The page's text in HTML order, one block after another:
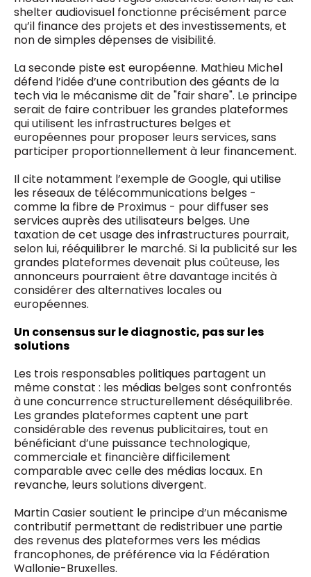
shelter audiovisuel fonctionne précisément parce
qu’il finance des projets et des investissements, et
non de simples dépenses de visibilité.
La seconde piste est européenne. Mathieu Michel
défend l’idée d’une contribution des géants de la
tech via le mécanisme dit de "fair share". Le principe
serait de faire contribuer les grandes plateformes
qui utilisent les infrastructures belges et
européennes pour proposer leurs services, sans
participer proportionnellement à leur financement.
Il cite notamment l’exemple de Google, qui utilise
les réseaux de télécommunications belges -
comme la fibre de Proximus - pour diffuser ses
services auprès des utilisateurs belges. Une
taxation de cet usage des infrastructures pourrait,
selon lui, rééquilibrer le marché. Si la publicité sur les
grandes plateformes devenait plus coûteuse, les
annonceurs pourraient être davantage incités à
considérer des alternatives locales ou
européennes.
Un consensus sur le diagnostic, pas sur les
solutions
Les trois responsables politiques partagent un
même constat : les médias belges sont confrontés
à une concurrence structurellement déséquilibrée.
Les grandes plateformes captent une part
considérable des revenus publicitaires, tout en
bénéficiant d’une puissance technologique,
commerciale et financière difficilement
comparable avec celle des médias locaux. En
revanche, leurs solutions divergent.
Martin Casier soutient le principe d’un mécanisme
contributif permettant de redistribuer une partie
des revenus des plateformes vers les médias
francophones, de préférence via la Fédération
Wallonie-Bruxelles.